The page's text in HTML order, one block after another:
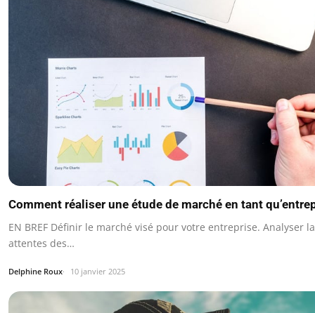
Comment réaliser une étude de marché en tant
EN BREF Définir le marché visé pour votre entreprise. Analyser
attentes des…
Delphine Roux 10 janvier 2025